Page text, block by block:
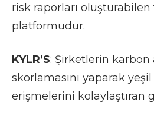
risk raporları
platformudur.
KYLR’S: Şirketlerin karbon
skorlamasını yaparak
erişmelerini kolaylaştıran